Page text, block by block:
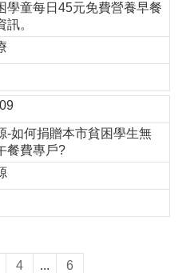
學童每日45元免費營養早餐
訊。
-如何捐贈本市貧困學生無
餐費專戶?
4 ... 6